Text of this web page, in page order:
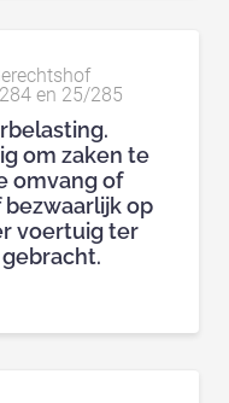
en 25/285
om zaken te
omvang of
op
voertuig ter